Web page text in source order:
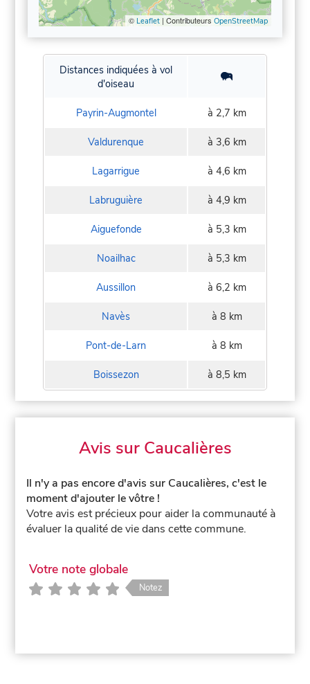
© Leaflet| Contributeurs OpenStreetMap
Distances indiquées à vol
d'oiseau
Payrin-Augmontel à 2,7 km
Valdurenque à 3,6 km
Lagarrigue à 4,6 km
Labruguière à 4,9 km
Aiguefonde à 5,3 km
Noailhac à 5,3 km
Aussillon à 6,2 km
Navès à 8 km
Pont-de-Larn à 8 km
Boissezon à 8,5 km
Avis sur Caucalières
Il n'y a pas encore d'avis sur Caucalières, c'est le
moment d'ajouter le vôtre !
Votre avis est précieux pour aider la communauté à
évaluer la qualité de vie dans cette commune.
Votre note globale
Notez